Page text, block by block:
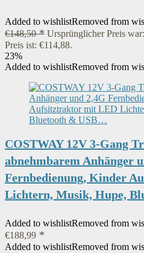
Added to wishlistRemoved from
€148,50 Ursprünglicher Preis
Preis ist: €114,88.
23%
Added to wishlistRemoved from
COSTWAY 12V 3-Gang
abnehmbarem Anhänger
Fernbedienung, Kinder
Lichtern, Musik, Hupe,
Added to wishlistRemoved from
€188,99
Added to wishlistRemoved from